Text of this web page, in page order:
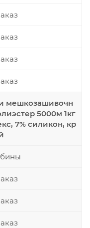
мешкозашивочн
5000м 1кг
7% силикон, кр